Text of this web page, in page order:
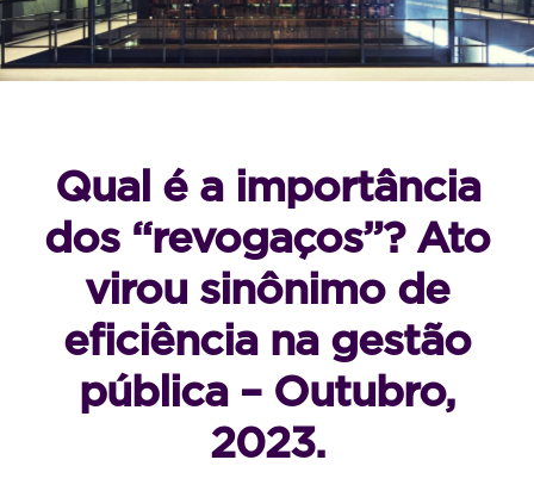
Qual é a importância
dos “revogaços”? Ato
virou sinônimo de
eficiência na gestão
pública – Outubro,
2023.